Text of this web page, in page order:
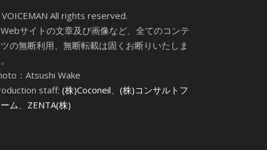
All rights reserved.
サイトの文章及び画像など、全てのコンテ
の無断利用、無断転載は固くお断りいたしま
：Atsushi Wake
staff: (株)Coconeil、 (株)コンサルトフ
ム、 ZENTA(株)